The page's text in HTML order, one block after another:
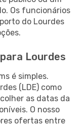
Os funcionários
do Lourdes
Lourdes
é simples.
(LDE) como
as datas da
O nosso
ofertas entre